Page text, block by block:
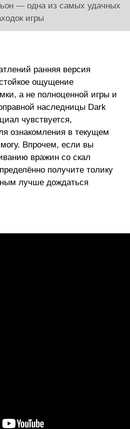
— одна из самых удачных
игры
ранняя версия
ощущение
а не полноценной игры и
наследницы Dark
чувствуется,
ознакомления в текущем
Впрочем, если вы
вражин со скал
получите толику
лучше дождаться